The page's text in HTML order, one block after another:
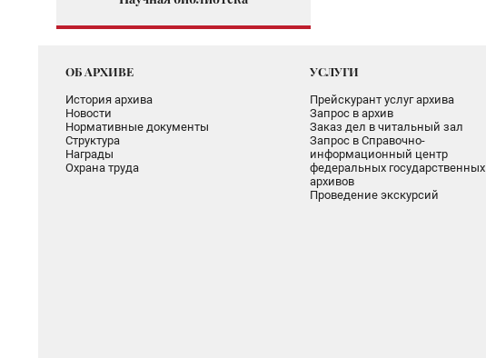
ОБ АРХИВЕ
История архива
Новости
Нормативные документы
Структура
Награды
Охрана труда
УСЛУГИ
Прейскурант услуг архива
Запрос в архив
Заказ дел в читальный зал
Запрос в Справочно-
информационный центр
федеральных государственных
архивов
Проведение экскурсий